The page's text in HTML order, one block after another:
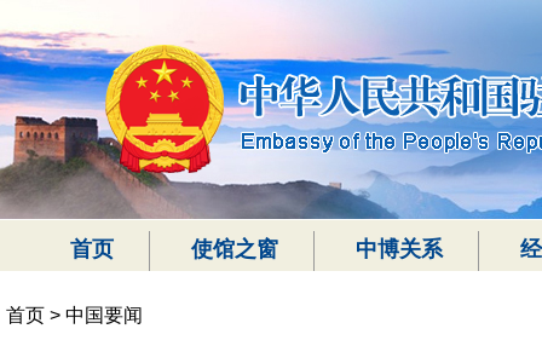
首页 使馆之窗 中博关系
首页 > 中国要闻